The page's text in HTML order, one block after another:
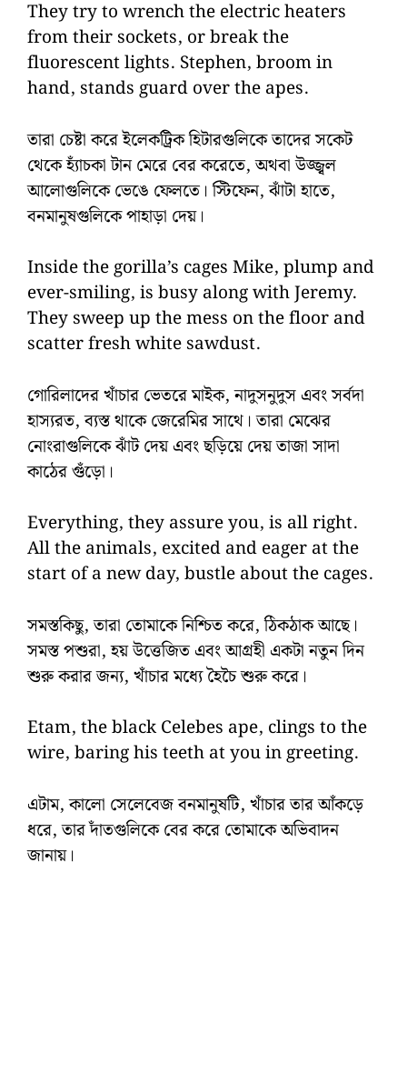
They try to wrench the electric heaters
from their sockets, or break the
fluorescent lights. Stephen, broom in
hand, stands guard over the apes.
তারা চেষ্টা করে ইলেকট্রিক হিটারগুলিকে তাদের সকেট
থেকে হ্যাঁচকা টান মেরে বের করেতে, অথবা উজ্জ্বল
আলোগুলিকে ভেঙে ফেলতে। স্টিফেন, ঝাঁটা হাতে,
বনমানুষগুলিকে পাহাড়া দেয়।
Inside the gorilla’s cages Mike, plump and
ever-smiling, is busy along with Jeremy.
They sweep up the mess on the floor and
scatter fresh white sawdust.
গোরিলাদের খাঁচার ভেতরে মাইক, নাদুসনুদুস এবং সর্বদা
হাস্যরত, ব্যস্ত থাকে জেরেমির সাথে। তারা মেঝের
নোংরাগুলিকে ঝাঁট দেয় এবং ছড়িয়ে দেয় তাজা সাদা
কাঠের গুঁড়ো।
Everything, they assure you, is all right.
All the animals, excited and eager at the
start of a new day, bustle about the cages.
সমস্তকিছু, তারা তোমাকে নিশ্চিত করে, ঠিকঠাক আছে।
সমস্ত পশুরা, হয় উত্তেজিত এবং আগ্রহী একটা নতুন দিন
শুরু করার জন্য, খাঁচার মধ্যে হৈচৈ শুরু করে।
Etam, the black Celebes ape, clings to the
wire, baring his teeth at you in greeting.
এটাম, কালো সেলেবেজ বনমানুষটি, খাঁচার তার আঁকড়ে
ধরে, তার দাঁতগুলিকে বের করে তোমাকে অভিবাদন
জানায়।